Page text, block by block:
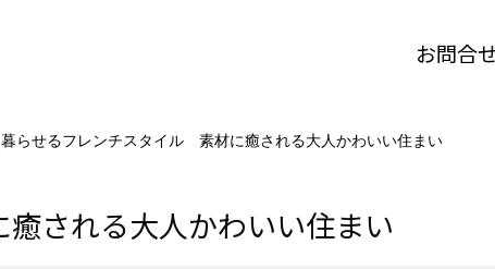
お問合
らせるフレンチスタイル 素材に癒される大人かわいい住まい
される大人かわいい住まい